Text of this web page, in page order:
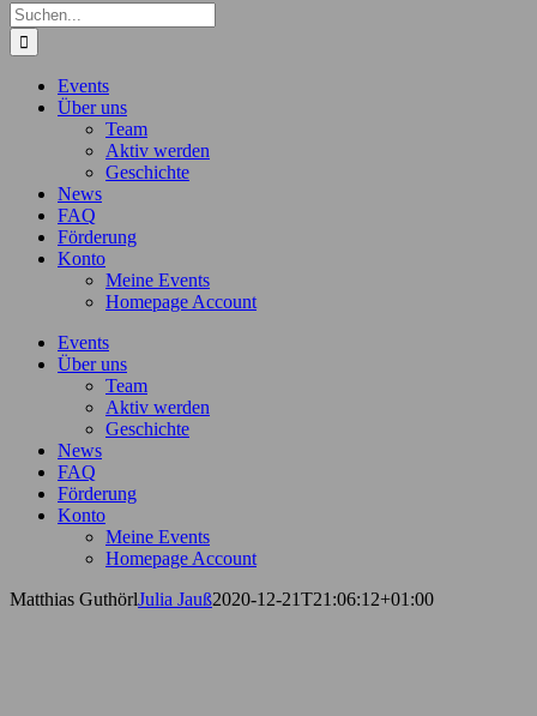
Suche
nach:
Events
Über uns
Team
Aktiv werden
Geschichte
News
FAQ
Förderung
Konto
Meine Events
Homepage Account
Events
Über uns
Team
Aktiv werden
Geschichte
News
FAQ
Förderung
Konto
Meine Events
Homepage Account
Matthias GuthörlJulia Jauß2020-12-21T21:06:12+01:00